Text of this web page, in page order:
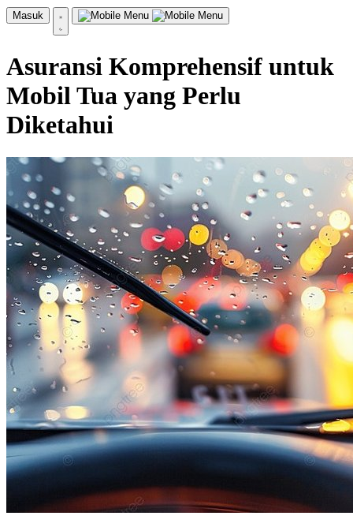
Masuk
Asuransi Komprehensif untuk
Mobil Tua yang Perlu
Diketahui